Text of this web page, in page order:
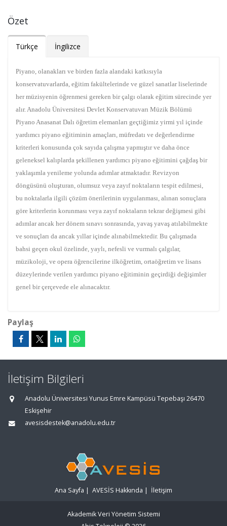
Özet
Türkçe İngilizce
Piyano, olanakları ve birden fazla alandaki katkısıyla
konservatuvarlarda, eğitim fakültelerinde ve güzel sanatlar liselerinde
her müzisyenin öğrenmesi gereken bir çalgı olarak eğitim sürecinde yer
alır. Anadolu Üniversitesi Devlet Konservatuvarı Müzik Bölümü
Piyano Anasanat Dalı öğretim elemanları geçtiğimiz yirmi yıl içinde
yardımcı piyano eğitiminin amaçları, müfredatı ve değerlendirme
kriterleri konusunda çok sayıda çalışma yapmıştır ve daha önce
geleneksel kalıplarda şekillenen yardımcı piyano eğitimini çağdaş bir
yaklaşımla yenileme yolunda adımlar atmaktadır. Revizyon
döngüsünü oluşturan, olumsuz veya zayıf noktaların tespit edilmesi,
bu noktalarla ilgili çözüm önerilerinin uygulanması, alınan sonuçlara
göre kriterlerin korunması veya zayıf noktaların tekrar değişmesi gibi
adımlar ancak her dönem sınavı sonrasında, yavaş yavaş atılabilmekte
ve sonuçları da ancak yıllar içinde alınabilmektedir. Bu çalışmada
bahsi geçen okul özelinde, yaylı, nefesli ve vurmalı çalgılar,
müzikoloji, ve opera öğrencilerine ilköğretim, ortaöğretim ve lisans
düzeylerinde verilen yardımcı piyano eğitiminin geçirdiği değişimler
genel bir çerçevede ele alınacaktır.
Paylaş
İletişim Bilgileri
Anadolu Üniversitesi Yunus Emre Kampüsü Tepebaşı 26470
Eskişehir
avesisdestek@anadolu.edu.tr
Ana Sayfa | AVESİS Hakkında | İletişim
Akademik Veri Yönetim Sistemi